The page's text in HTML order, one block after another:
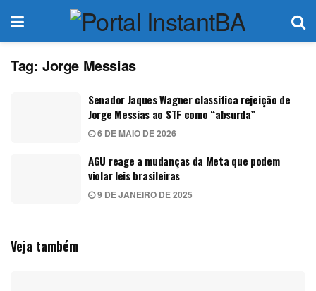
Tag: Jorge Messias
Senador Jaques Wagner classifica rejeição de
Jorge Messias ao STF como “absurda”
6 DE MAIO DE 2026
AGU reage a mudanças da Meta que podem
violar leis brasileiras
9 DE JANEIRO DE 2025
Veja também